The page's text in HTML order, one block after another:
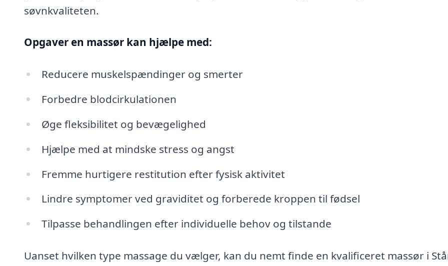
søvnkvaliteten.
Opgaver en massør kan hjælpe med:
Reducere muskelspændinger og smerter
Forbedre blodcirkulationen
Øge fleksibilitet og bevægelighed
Hjælpe med at mindske stress og angst
Fremme hurtigere restitution efter fysisk aktivitet
Lindre symptomer ved graviditet og forberede kroppen til fødsel
Tilpasse behandlingen efter individuelle behov og tilstande
Uanset hvilken type massage du vælger, kan du nemt finde en kvalificeret massør i